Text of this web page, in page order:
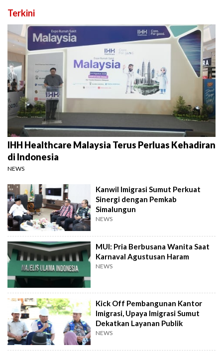
Terkini
IHH Healthcare Malaysia Terus Perluas Kehadiran
di Indonesia
NEWS
Kanwil Imigrasi Sumut Perkuat
Sinergi dengan Pemkab
Simalungun
NEWS
MUI: Pria Berbusana Wanita Saat
Karnaval Agustusan Haram
NEWS
Kick Off Pembangunan Kantor
Imigrasi, Upaya Imigrasi Sumut
Dekatkan Layanan Publik
NEWS